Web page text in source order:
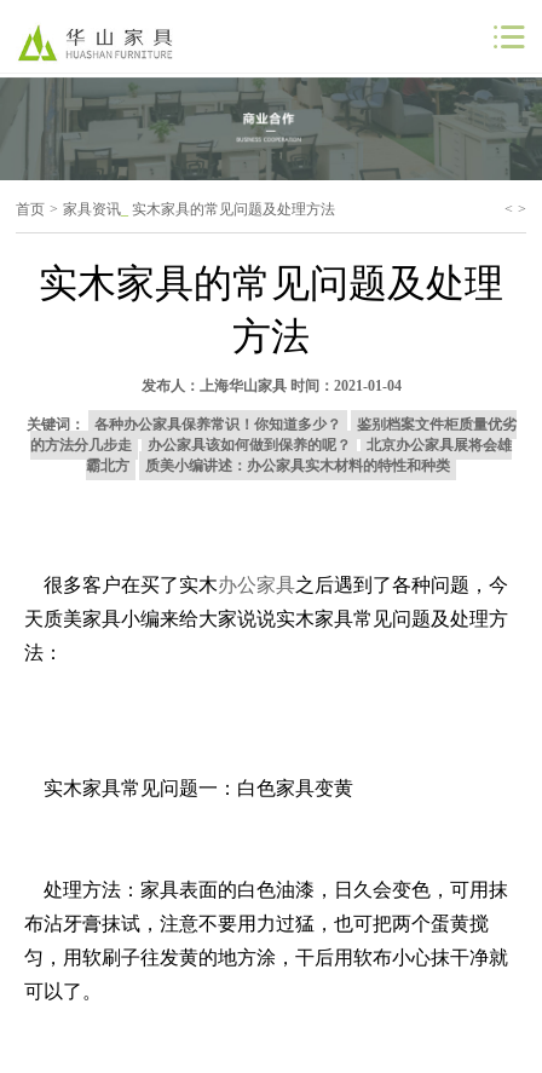
公司首页
公司简介
工程案例
联系我们
首页 > 家具资讯 _实木家具的常见问题及处理方法 < >
实木家具的常见问题及处理
方法
发布人： 上海华山家具时间：2021-01-04
关键词： 各种办公家具保养常识！你知道多少？
鉴别档案文件柜质量优劣
的方法分几步走
办公家具该如何做到保养的呢？
北京办公家具展将会雄
霸北方
质美小编讲述：办公家具实木材料的特性和种类
很多客户在买了实木办公家具之后遇到了各种问题，今
天质美家具小编来给大家说说实木家具常见问题及处理方
法：
实木家具常见问题一：白色家具变黄
处理方法：家具表面的白色油漆，日久会变色，可用抹
布沾牙膏抹试，注意不要用力过猛，也可把两个蛋黄搅
匀，用软刷子往发黄的地方涂，干后用软布小心抹干净就
可以了。